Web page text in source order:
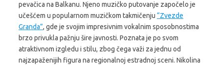
pevačica na Balkanu. Njeno muzičko putovanje započelo je
učešćem u popularnom muzičkom takmičenju “Zvezde
Granda”, gde je svojim impresivnim vokalnim sposobnostima
brzo privukla pažnju šire javnosti. Poznata je po svom
atraktivnom izgledu i stilu, zbog čega važi za jednu od
najzapaženijih figura na regionalnoj estradnoj sceni. Nikolina